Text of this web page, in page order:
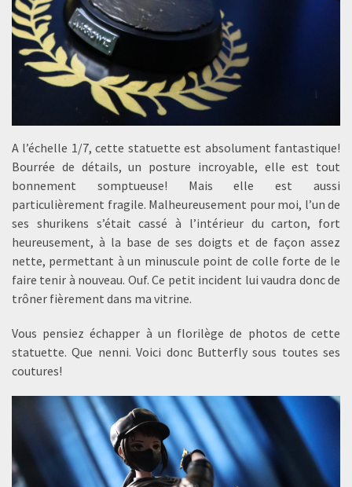
A l’échelle 1/7, cette statuette est absolument fantastique!
Bourrée de détails, un posture incroyable, elle est tout
bonnement somptueuse! Mais elle est aussi
particulièrement fragile. Malheureusement pour moi, l’un de
ses shurikens s’était cassé à l’intérieur du carton, fort
heureusement, à la base de ses doigts et de façon assez
nette, permettant à un minuscule point de colle forte de le
faire tenir à nouveau. Ouf. Ce petit incident lui vaudra donc de
trôner fièrement dans ma vitrine.
Vous pensiez échapper à un florilège de photos de cette
statuette. Que nenni. Voici donc Butterfly sous toutes ses
coutures!